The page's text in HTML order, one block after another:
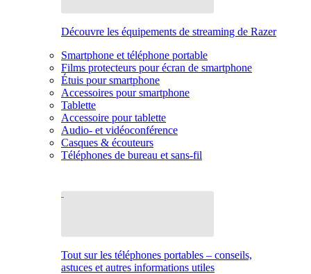
Découvre les équipements de streaming de Razer
Smartphone et téléphone portable
Films protecteurs pour écran de smartphone
Étuis pour smartphone
Accessoires pour smartphone
Tablette
Accessoire pour tablette
Audio- et vidéoconférence
Casques & écouteurs
Téléphones de bureau et sans-fil
Tout sur les téléphones portables – conseils,
astuces et autres informations utiles